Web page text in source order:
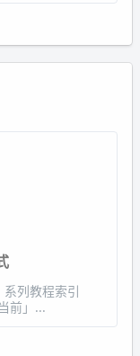
列教程索引
前」...